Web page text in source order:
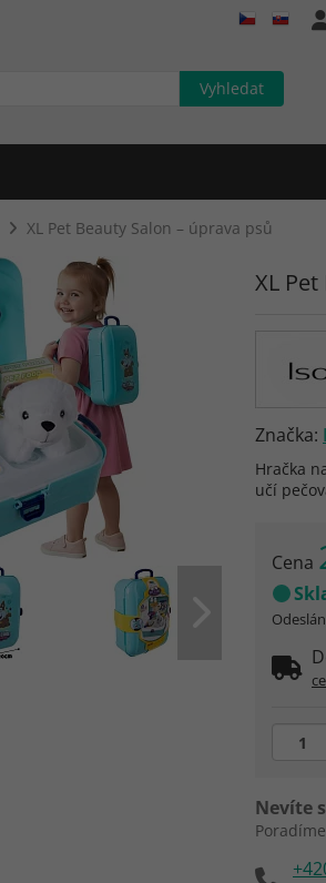
XL Pet Beauty Salon – úprava psů
XL
Značka:
Hračka
učí
Cena
Nevíte